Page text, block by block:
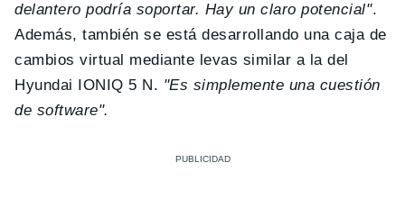
delantero podría soportar. Hay un claro potencial".
Además, también se está desarrollando una caja de
cambios virtual mediante levas similar a la del
Hyundai IONIQ 5 N. "Es simplemente una cuestión
de software".